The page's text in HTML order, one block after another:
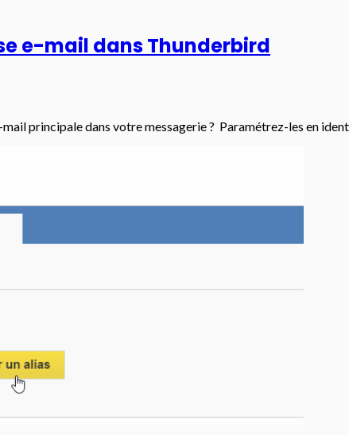
e-mail dans Thunderbird
mail principale dans votre messagerie ? Paramétrez-les en